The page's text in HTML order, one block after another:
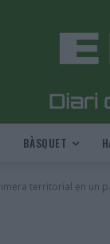
BÀSQUET
territorial en un